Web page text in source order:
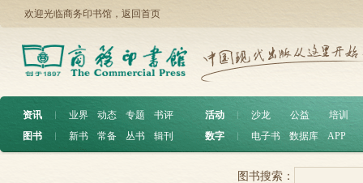
欢迎光临商务印书馆， 返回首页
资讯 ︱ 业界 动态 专题
书评
图书
︱ 新书 常备 丛书 辑刊
活动 沙龙 公益
培训
数字
电子书 数据库 APP
图书搜索：